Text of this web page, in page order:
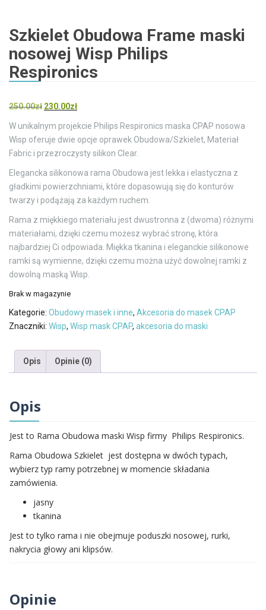
Szkielet Obudowa Frame maski
nosowej Wisp Philips
Respironics
250.00zł Pierwotna
wynosiła:
250.00zł.
230.00złAktualna
230.00zł.
W unikalnym projekcie Philips Respironics maska ​​CPAP nosowa
Wisp oferuje dwie opcje oprawek Obudowa/Szkielet, Materiał
Fabric i przezroczysty silikon Clear.
Elegancka silikonowa rama Obudowa jest lekka i elastyczna z
gładkimi powierzchniami, które dopasowują się do konturów
twarzy i podążają za każdym ruchem.
Rama z miękkiego materiału jest dwustronna z (dwoma) różnymi
materiałami, dzięki czemu możesz wybrać stronę, która
najbardziej Ci odpowiada. Miękka tkanina i eleganckie silikonowe
ramki są wymienne, dzięki czemu można użyć dowolnej ramki z
dowolną maską Wisp.
Brak w magazynie
Kategorie: Obudowy masek i inne, Akcesoria do masek CPAP
Znaczniki: Wisp, Wisp mask CPAP, akcesoria do maski
Opis Opinie (0)
Opis
Jest to Rama Obudowa maski Wisp firmy Philips Respironics.
Rama Obudowa Szkielet jest dostępna w dwóch typach,
wybierz typ ramy potrzebnej w momencie składania
zamówienia.
jasny
tkanina
Jest to tylko rama i nie obejmuje poduszki nosowej, rurki,
nakrycia głowy ani klipsów.
Opinie